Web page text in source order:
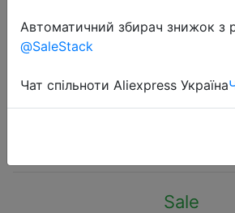
888 Plus 5000mAh
Charge 6.8inch FHD+
108MP
Sale
Автоматичний збирач знижок з
@SaleStack
Чат спільноти Aliexpress Україна